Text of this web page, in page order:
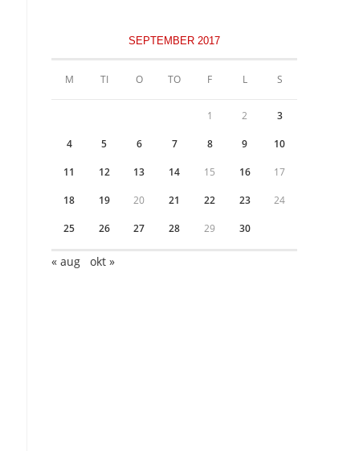
SEPTEMBER 2017
M TI O TO F L S
1 2 3
4 5 6 7 8 9 10
11 12 13 14 15 16 17
18 19 20 21 22 23 24
25 26 27 28 29 30
« aug okt »